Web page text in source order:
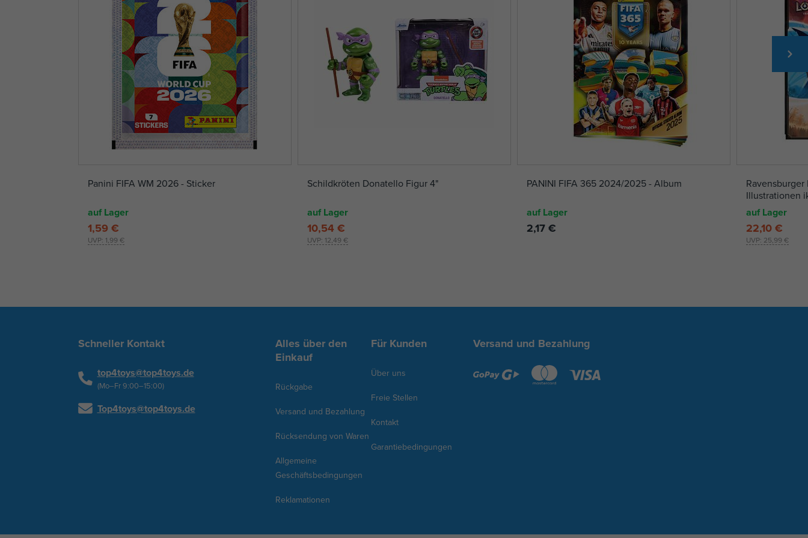
Panini FIFA WM 2026 - Sticker
auf Lager
UVP: 1,99 €
1,59 €
Schildkröten Donatello Figur 4"
auf Lager
UVP: 12,49 €
10,54 €
PANINI FIFA 365 2024/2025 - Album
auf Lager
2,17 €
Illustrationen
auf Lager
UVP: 25,99 €
22,10 €
Schneller Kontakt
top4toys@top4toys.de
(Mo–Fr 9:00–15:00)
Top4toys@top4toys.de
Alles über den
Einkauf
Rückgabe
Versand und Bezahlung
Rücksendung von Waren
Allgemeine
Geschäftsbedingungen
Reklamationen
Für Kunden
Über uns
Freie Stellen
Kontakt
Garantiebedingungen
Versand und Bezahlung